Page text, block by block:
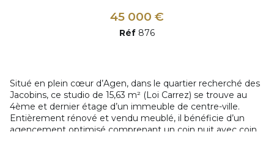
45 000 €
Réf 876
Situé en plein cœur d’Agen, dans le quartier recherché des
Jacobins, ce studio de 15,63 m² (Loi Carrez) se trouve au
4ème et dernier étage d’un immeuble de centre-ville.
Entièrement rénové et vendu meublé, il bénéficie d’un
agencement optimisé comprenant un coin nuit avec coin